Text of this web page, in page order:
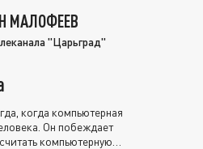
МАЛОФЕЕВ
"Царьград"
когда компьютерная
Он побеждает
компьютерную